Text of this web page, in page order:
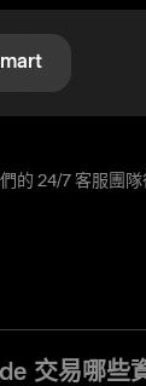
的 24/7 客服團隊
交易哪些